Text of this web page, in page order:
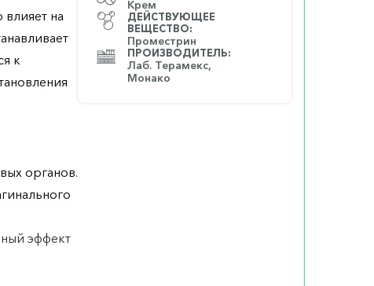
Крем
ДЕЙСТВУЮЩЕЕ
ВЕЩЕСТВО:
Проместрин
ПРОИЗВОДИТЕЛЬ:
Лаб. Терамекс,
Монако
на
к
органов.
эффект